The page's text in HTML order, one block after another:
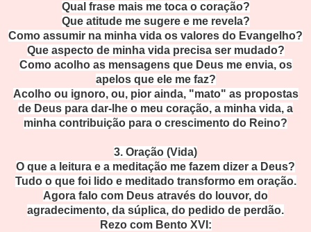
Qual frase mais me toca o coração?
Que atitude me sugere e me revela?
Como assumir na minha vida os valores do Evangelho?
Que aspecto de minha vida precisa ser mudado?
Como acolho as mensagens que Deus me envia, os
apelos que ele me faz?
Acolho ou ignoro, ou, pior ainda, "mato" as propostas
de Deus para dar-lhe o meu coração, a minha vida, a
minha contribuição para o crescimento do Reino?
3. Oração (Vida)
O que a leitura e a meditação me fazem dizer a Deus?
Tudo o que foi lido e meditado transformo em oração.
Agora falo com Deus através do louvor, do
agradecimento, da súplica, do pedido de perdão.
Rezo com Bento XVI: